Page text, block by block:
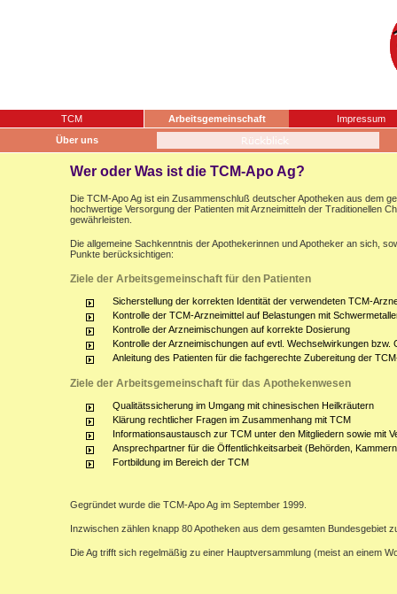
TCM Arbeitsgemeinschaft
Impressum
Über uns
Wer oder Was ist die TCM-Apo Ag?
Die TCM-Apo Ag ist ein Zusammenschluß deutscher Apotheken aus dem
hochwertige Versorgung der Patienten mit Arzneimitteln der Traditionellen
gewährleisten.
Die allgemeine Sachkenntnis der Apothekerinnen und Apotheker an sich,
Punkte berücksichtigen:
Ziele der Arbeitsgemeinschaft für den Patienten
Sicherstellung der korrekten Identität der verwendeten TCM-
Kontrolle der TCM-Arzneimittel auf Belastungen mit
Kontrolle der Arzneimischungen auf korrekte Dosierung
Kontrolle der Arzneimischungen auf evtl. Wechselwirkungen
Anleitung des Patienten für die fachgerechte Zubereitung der
Ziele der Arbeitsgemeinschaft für das Apothekenwesen
Qualitätssicherung im Umgang mit chinesischen Heilkräutern
Klärung rechtlicher Fragen im Zusammenhang mit TCM
Informationsaustausch zur TCM unter den Mitgliedern sowie mit
Ansprechpartner für die Öffentlichkeitsarbeit (Behörden,
Fortbildung im Bereich der TCM
Gegründet wurde die TCM-Apo Ag im September 1999.
Inzwischen zählen knapp 80 Apotheken aus dem gesamten Bundesgebiet
Die Ag trifft sich regelmäßig zu einer Hauptversammlung (meist an einem